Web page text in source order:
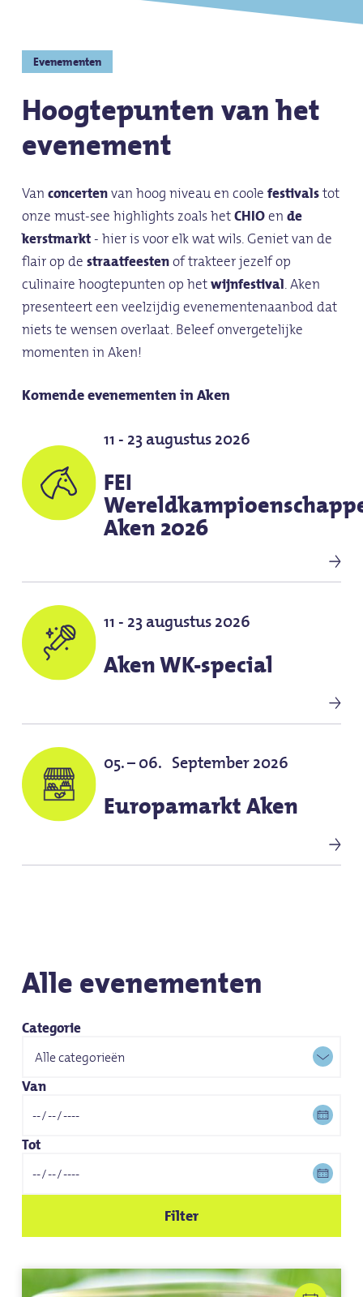
Evenementen
Hoogtepunten van het
evenement
Vanconcertenvan hoog niveau en coolefestivalstot
onze must-see highlights zoals hetCHIOende
kerstmarkt- hier is voor elk wat wils. Geniet van de
flair op destraatfeestenof trakteer jezelf op
culinaire hoogtepunten op hetwijnfestival. Aken
presenteert een veelzijdig evenementenaanbod dat
niets te wensen overlaat. Beleef onvergetelijke
momenten in Aken!
Komende evenementen in Aken
11 - 23 augustus 2026
FEI
Aken 2026
11 - 23 augustus 2026
Aken WK-special
05. – 06. September 2026
Europamarkt Aken
Alle evenementen
Categorie
Van
Tot
Filter